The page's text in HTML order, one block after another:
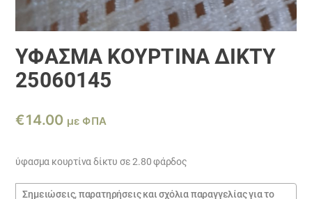
ΎΦΑΣΜΑ ΚΟΥΡΤΊΝΑ ΔΊΚΤΥ
25060145
€14.00 με ΦΠΑ
ύφασμα κουρτίνα δίκτυ σε 2.80 φάρδος
Σημειώσεις